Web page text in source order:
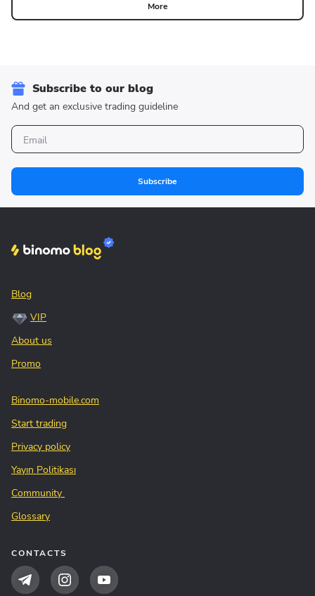
More
Subscribe to our blog
And get an exclusive trading guideline
Subscribe
Blog
VIP
About us
Promo
Binomo-mobile.com
Start trading
Privacy policy
Yayın Politikası
Community
Glossary
CONTACTS